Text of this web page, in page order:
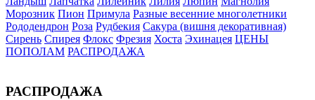
Морозник Пион Примула Разные весенние многолетники
Рододендрон Роза Рудбекия Сакура (вишня декоративная)
Сирень Спирея Флокс Фрезия Хоста Эхинацея ЦЕНЫ
ПОПОЛАМ РАСПРОДАЖА
РАСПРОДАЖА